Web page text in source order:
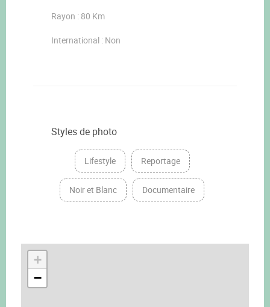
Rayon : 80 Km
International : Non
Styles de photo
Lifestyle Reportage
Noir et Blanc Documentaire
+
−